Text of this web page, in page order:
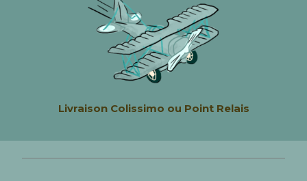
Livraison Colissimo ou Point Relais